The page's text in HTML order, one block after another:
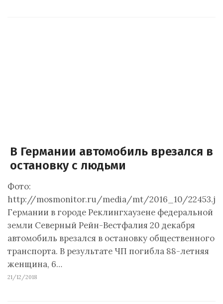
В Германии автомобиль врезался в
остановку с людьми
Фото:
http://mosmonitor.ru/media/mt/2016_10/
Германии в городе Реклингхаузене федеральной
земли Северный Рейн-Вестфалия 20 декабря
автомобиль врезался в остановку общественного
транспорта. В результате ЧП погибла 88-летняя
женщина, 6…
21/12/2018